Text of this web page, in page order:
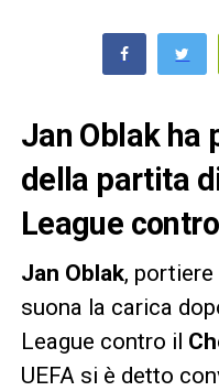
Jan Oblak ha
della partita
League
Jan Oblak, portiere
suona la carica
League contro il
UEFA si è detto